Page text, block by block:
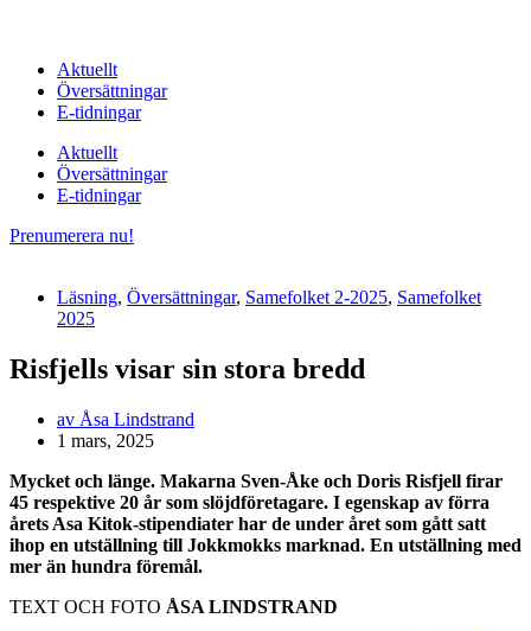
Aktuellt
Översättningar
E-tidningar
Aktuellt
Översättningar
E-tidningar
Prenumerera nu!
Läsning, Översättningar, Samefolket 2-2025, Samefolket
2025
Risfjells visar sin stora bredd
av Åsa Lindstrand
1 mars, 2025
Mycket och länge. Makarna Sven-Åke och Doris Risfjell firar
45 respektive 20 år som slöjdföretagare. I egenskap av förra
årets Asa Kitok-stipendiater har de under året som gått satt
ihop en utställning till Jokkmokks marknad. En utställning med
mer än hundra föremål.
TEXT OCH FOTO ÅSA LINDSTRAND